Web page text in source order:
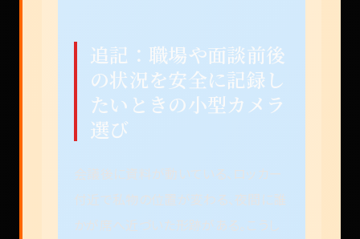
追記：職場や面談前後
の状況を安全に記録し
たいときの小型カメラ
選び
会議後に資料が動いている、ロッカー
付近で私物の位置が変わる、夜間に誰
かが席へ近づいた形跡がある。こうし